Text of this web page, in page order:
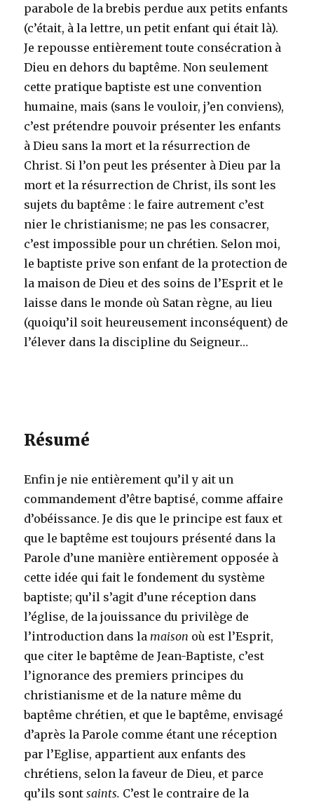
parabole de la brebis perdue aux petits enfants
(c’était, à la lettre, un petit enfant qui était là).
Je repousse entièrement toute consécration à
Dieu en dehors du baptême. Non seulement
cette pratique baptiste est une convention
humaine, mais (sans le vouloir, j’en conviens),
c’est prétendre pouvoir présenter les enfants
à Dieu sans la mort et la résurrection de
Christ. Si l’on peut les présenter à Dieu par la
mort et la résurrection de Christ, ils sont les
sujets du baptême : le faire autrement c’est
nier le christianisme; ne pas les consacrer,
c’est impossible pour un chrétien. Selon moi,
le baptiste prive son enfant de la protection de
la maison de Dieu et des soins de l’Esprit et le
laisse dans le monde où Satan règne, au lieu
(quoiqu’il soit heureusement inconséquent) de
l’élever dans la discipline du Seigneur…
Résumé
Enfin je nie entièrement qu’il y ait un
commandement d’être baptisé, comme affaire
d’obéissance. Je dis que le principe est faux et
que le baptême est toujours présenté dans la
Parole d’une manière entièrement opposée à
cette idée qui fait le fondement du système
baptiste; qu’il s’agit d’une réception dans
l’église, de la jouissance du privilège de
l’introduction dans la maison où est l’Esprit,
que citer le baptême de Jean-Baptiste, c’est
l’ignorance des premiers principes du
christianisme et de la nature même du
baptême chrétien, et que le baptême, envisagé
d’après la Parole comme étant une réception
par l’Eglise, appartient aux enfants des
chrétiens, selon la faveur de Dieu, et parce
qu’ils sontsaints. C’est le contraire de la